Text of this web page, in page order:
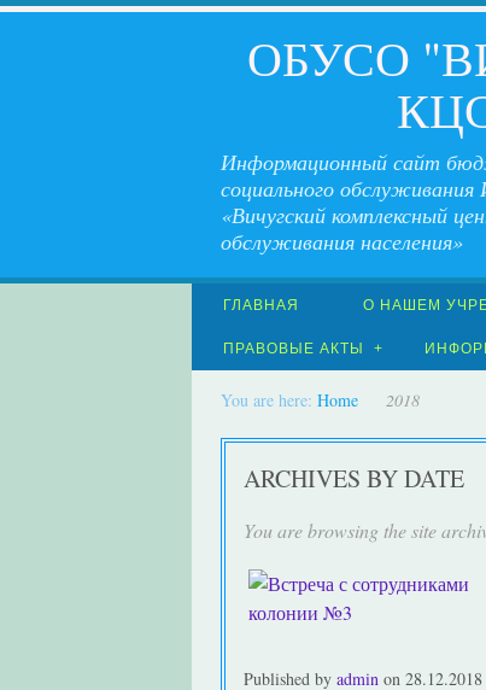
ОБУСО
Информационный сайт
социального обслуживания
«Вичугский комплексный
обслуживания населения»
ГЛАВНАЯ О НАШЕМ
ПРАВОВЫЕ АКТЫ
You are here: Home 2018
ARCHIVES BY DATE
You are browsing the site
Published by admin on 28.12.2018